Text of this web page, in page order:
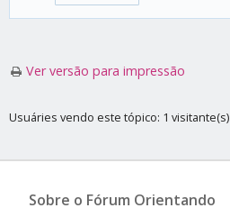
Ver versão para impressão
Usuáries vendo este tópico: 1 visitante(s)
Sobre o Fórum Orientando